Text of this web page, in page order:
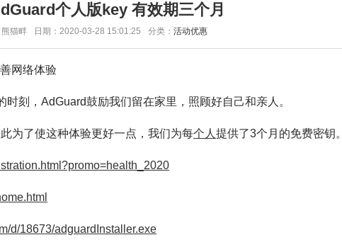
个人版key 有效期三个月
猫畔 日期：2020-03-28 15:01:25 分类：活动优惠
网络体验
刻，AdGuard鼓励我们留在家里，照顾好自己和亲人。
为了使这种体验更好一点，我们为每个人 提供了3个月的免费密钥。
d/18673/adguardInstaller.exe